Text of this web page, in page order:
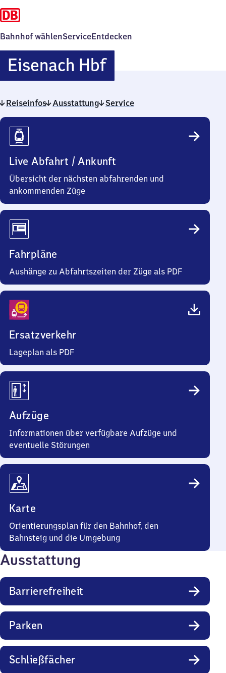
Bahnhof wählenServiceEntdecken
Eisenach HbfEisenach
Hauptbahnhof
Reiseinfos Ausstattung Service
Reiseinfos
Live Abfahrt / Ankunft
Übersicht der nächsten abfahrenden und
ankommenden Züge
Fahrpläne
Aushänge zu Abfahrtszeiten der Züge als PDF
Ersatzverkehr
Lageplan als PDF
Aufzüge
Informationen über verfügbare Aufzüge und
eventuelle Störungen
Karte
Orientierungsplan für den Bahnhof, den
Bahnsteig und die Umgebung
Ausstattung
Barrierefreiheit
Parken
Schließfächer